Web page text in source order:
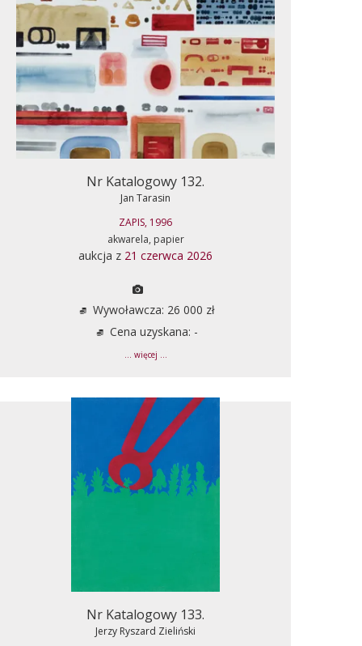
Nr Katalogowy 132.
Jan Tarasin
ZAPIS, 1996
akwarela, papier
aukcja z 21 czerwca 2026
Wywoławcza: 26 000 zł
Cena uzyskana: -
... więcej ...
Nr Katalogowy 133.
Jerzy Ryszard Zieliński